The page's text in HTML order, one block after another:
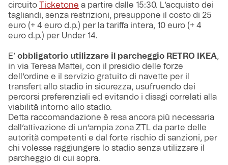
circuito Ticketone a partire dalle 15:30. L’acquisto dei
tagliandi, senza restrizioni, presuppone il costo di 25
euro (+ 4 euro d.p.) per la tariffa intera, 10 euro (+ 4
euro d.p.) per Under 14.
E’ obbligatorio utilizzare il parcheggio RETRO IKEA,
in via Teresa Mattei, con il presidio delle forze
dell’ordine e il servizio gratuito di navette per il
transfert allo stadio in sicurezza, usufruendo dei
percorsi preferenziali ed evitando i disagi correlati alla
viabilità intorno allo stadio.
Detta raccomandazione è resa ancora più necessaria
dall’attivazione di un’ampia zona ZTL da parte delle
autorità competenti e dal forte rischio di sanzioni, per
chi volesse raggiungere lo stadio senza utilizzare il
parcheggio di cui sopra.